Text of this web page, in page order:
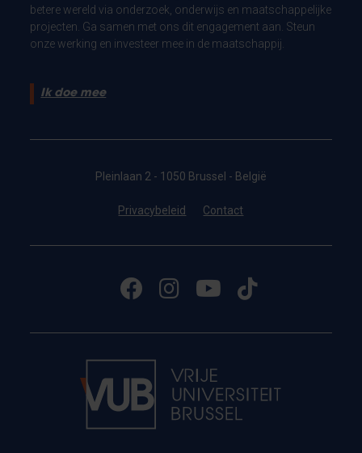
betere wereld via onderzoek, onderwijs en maatschappelijke
projecten. Ga samen met ons dit engagement aan. Steun
onze werking en investeer mee in de maatschappij.
Ik doe mee
Pleinlaan 2 - 1050 Brussel - België
Privacybeleid Contact